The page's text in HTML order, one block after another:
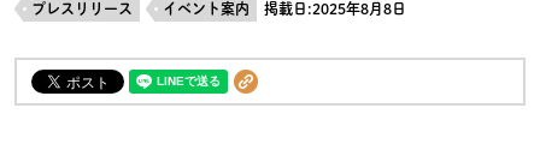
プレスリリース イベント案内 掲載日:2025年8月8日